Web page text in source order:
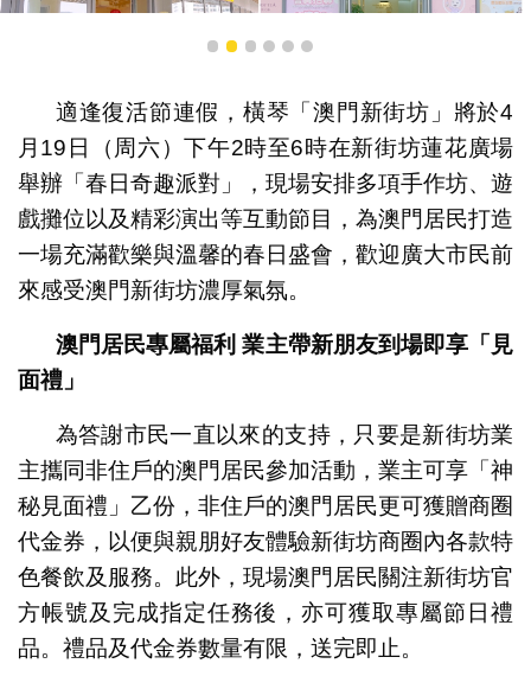
澳門新街坊各式商舖已開業，非住戶的澳門居民參與活動
可獲贈商圈代金券。
1 2 3 4 5 6
適逢復活節連假，橫琴「澳門新街坊」將於4
月19日（周六）下午2時至6時在新街坊蓮花廣場
舉辦「春日奇趣派對」，現場安排多項手作坊、遊
戲攤位以及精彩演出等互動節目，為澳門居民打造
一場充滿歡樂與溫馨的春日盛會，歡迎廣大市民前
來感受澳門新街坊濃厚氣氛。
澳門居民專屬福利 業主帶新朋友到場即享「見
面禮」
為答謝市民一直以來的支持，只要是新街坊業
主攜同非住戶的澳門居民參加活動，業主可享「神
秘見面禮」乙份，非住戶的澳門居民更可獲贈商圈
代金券，以便與親朋好友體驗新街坊商圈內各款特
色餐飲及服務。此外，現場澳門居民關注新街坊官
方帳號及完成指定任務後，亦可獲取專屬節日禮
品。禮品及代金券數量有限，送完即止。